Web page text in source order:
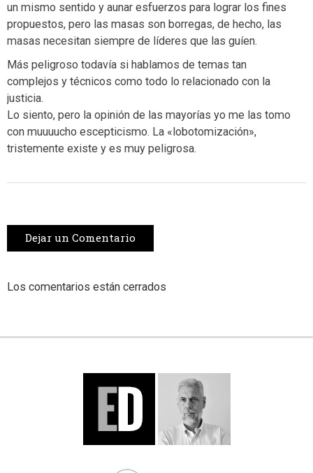
un mismo sentido y aunar esfuerzos para lograr los fines
propuestos, pero las masas son borregas, de hecho, las
masas necesitan siempre de líderes que las guíen.
Más peligroso todavía si hablamos de temas tan
complejos y técnicos como todo lo relacionado con la
justicia.
Lo siento, pero la opinión de las mayorías yo me las tomo
con muuuucho escepticismo. La «lobotomización»,
tristemente existe y es muy peligrosa.
Dejar un Comentario
Los comentarios están cerrados